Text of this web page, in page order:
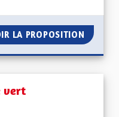
LA PROPOSITION POUR
vert